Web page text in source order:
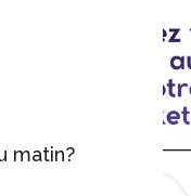
matin?